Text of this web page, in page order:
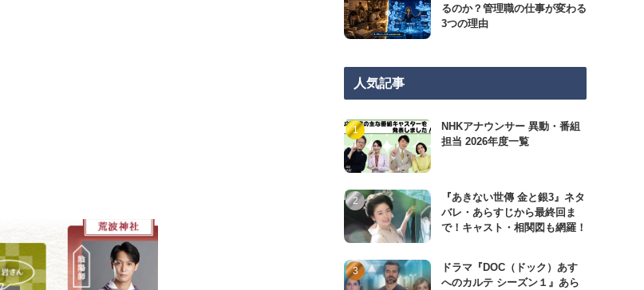
るのか？管理職の仕事が変わる
3つの理由
人気記事
NHKアナウンサー 異動・番組
担当 2026年度一覧
『あきない世傳 金と銀3』ネタ
バレ・あらすじから最終回ま
で！キャスト・相関図も網羅！
ドラマ『DOC（ドック）あす
へのカルテ シーズン１』あら